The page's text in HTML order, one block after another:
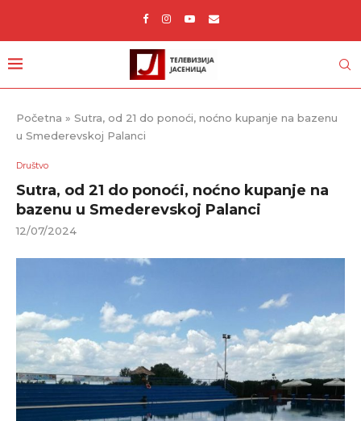
Početna » Sutra, od 21 do ponoći, noćno kupanje na bazenu
u Smederevskoj Palanci
Društvo
Sutra, od 21 do ponoći, noćno kupanje na
bazenu u Smederevskoj Palanci
12/07/2024